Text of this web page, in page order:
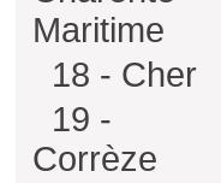
Maritime
18 - Cher
19 -
Corrèze